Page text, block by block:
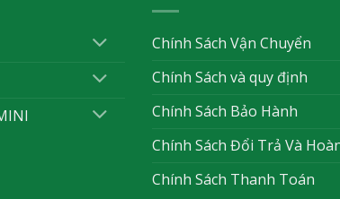
Chính Sách Vận Chuyển
Chính Sách và quy định
Chính Sách Bảo Hành
Chính Sách Đổi Trả Và
Chính Sách Thanh Toán